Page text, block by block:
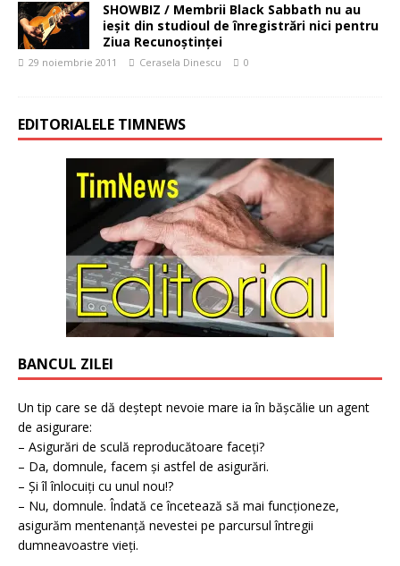
SHOWBIZ / Membrii Black Sabbath nu au
ieşit din studioul de înregistrări nici pentru
Ziua Recunoştinţei
29 noiembrie 2011 Cerasela Dinescu 0
EDITORIALELE TIMNEWS
BANCUL ZILEI
Un tip care se dă deștept nevoie mare ia în bășcălie un agent
de asigurare:
– Asigurări de sculă reproducătoare faceți?
– Da, domnule, facem și astfel de asigurări.
– Și îl înlocuiți cu unul nou!?
– Nu, domnule. Îndată ce încetează să mai funcționeze,
asigurăm mentenanță nevestei pe parcursul întregii
dumneavoastre vieți.